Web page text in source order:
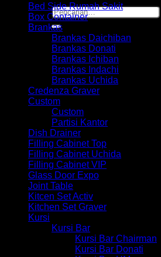
Pencarian
untuk:
Bed Side Rumah Sakit
Box Container
Brankas
Brankas Daichiban
Brankas Donati
Brankas Ichiban
Brankas Indachi
Brankas Uchida
Credenza Graver
Custom
Custom
Partisi Kantor
Dish Drainer
Filling Cabinet Top
Filling Cabinet Uchida
Filling Cabinet VIP
Glass Door Expo
Joint Table
Kitcen Set Activ
Kitchen Set Graver
Kursi
Kursi Bar
Kursi Bar Chairman
Kursi Bar Donati